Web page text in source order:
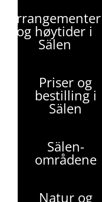
Arrangementer
og høytider i
Sälen
Priser og
bestilling i
Sälen
Sälen-
områdene
Natur og